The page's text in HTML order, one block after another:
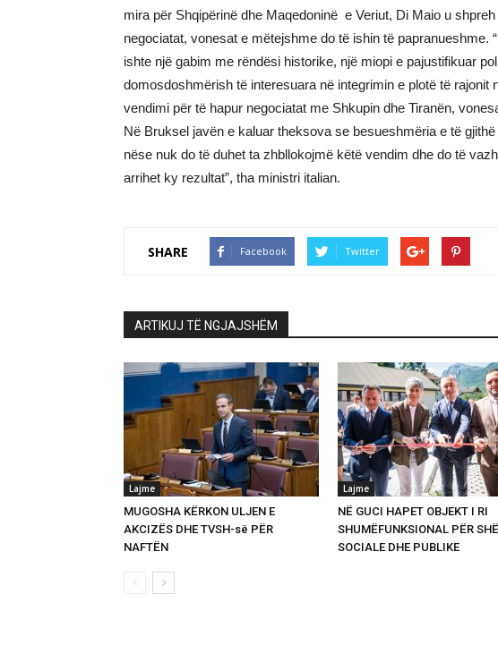
mira për Shqipërinë dhe Maqedoninë e Veriut, Di Maio u
negociatat, vonesat e mëtejshme do të ishin të papranueshme.
ishte një gabim me rëndësi historike, një miopi e pajustifikuar
domosdoshmërish të interesuara në integrimin e plotë të rajonit
vendimi për të hapur negociatat me Shkupin dhe Tiranën,
Në Bruksel javën e kaluar theksova se besueshmëria e të
nëse nuk do të duhet ta zhbllokojmë këtë vendim dhe do të
arrihet ky rezultat”, tha ministri italian.
SHARE Facebook Twitter
ARTIKUJ TË NGJAJSHËM
Lajme
MUGOSHA KËRKON ULJEN E
AKCIZËS DHE TVSH-së PËR
NAFTËN
Lajme
NË GUCI HAPET OBJEKT I RI
SHUMËFUNKSIONAL PËR
SOCIALE DHE PUBLIKE